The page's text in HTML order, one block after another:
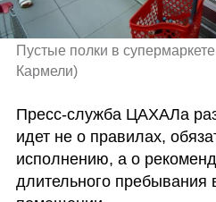
Пустые полки в
Кармели)
Пресс-служба ЦАХАЛа
идет не о правилах,
исполнению, а о
длительного